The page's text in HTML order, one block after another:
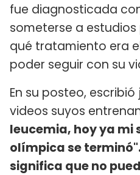
fue diagnosticada
someterse a
qué tratamiento era
poder seguir con su
En su posteo,
videos suyos
leucemia, hoy ya mi
olímpica se
significa que no